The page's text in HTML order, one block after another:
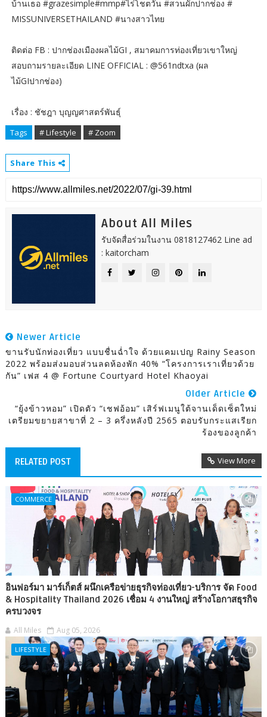
บ้านเธอ #grazesimple#mmp#ไร่โชตวัน #สวนผักปากช่อง #
MISSUNIVERSETHAILAND #นางสาวไทย
ติดต่อ FB : ปากช่องเมืองผลไม้GI , สมาคมการท่องเที่ยวเขาใหญ่
สอบถามรายละเอียด LINE OFFICIAL : @561ndtxa (ผล
ไม้GIปากช่อง)
เรื่อง : ชัชฎา บุญญศาสตร์พันธุ์
Tags # Lifestyle # Zoom
Share This
About All Miles
รับจัดสื่อร่วมในงาน 0818127462 Line ad
: kaitorcham
Newer Article
ขานรับนักท่องเที่ยว แบบชื่นฉ่ำใจ ด้วยแคมเปญ Rainy Season
2022 พร้อมส่งมอบส่วนลดห้องพัก 40% “โครงการเราเที่ยวด้วย
กัน” เฟส 4 @ Fortune Courtyard Hotel Khaoyai
Older Article
“ยุ้งข้าวหอม” เปิดตัว “เชฟอ้อม” เสิร์ฟเมนูใต้จานเด็ดเซ็ตใหม่
เตรียมขยายสาขาที่ 2 – 3 ครึ่งหลังปี 2565 ตอบรับกระแสเรียก
ร้องของลูกค้า
RELATED POST View More
COMMERCE
อินฟอร์มา มาร์เก็ตส์ ผนึกเครือข่ายธุรกิจท่องเที่ยว-บริการ จัด Food
& Hospitality Thailand 2026 เชื่อม 4 งานใหญ่ สร้างโอกาสธุรกิจ
ครบวงจร
All Miles Aug 05, 2026
LIFESTYLE